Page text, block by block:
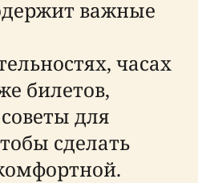
важные
часах
билетов,
для
сделать